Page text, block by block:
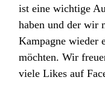
ist eine wichtige
haben und der wir
Kampagne wieder
möchten. Wir
viele Likes auf